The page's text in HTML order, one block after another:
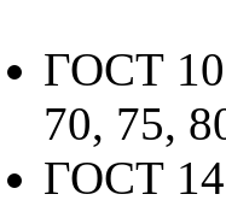
ГОСТ
70, 75,
ГОСТ